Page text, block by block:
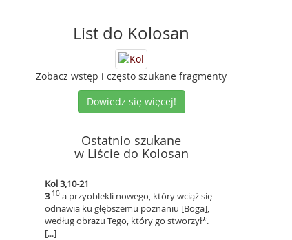
List do Kolosan
Zobacz wstęp i często szukane fragmenty
Dowiedz się więcej!
Ostatnio szukane
w Liście do Kolosan
Kol 3,10-21
310 a przyoblekli nowego, który wciąż się
odnawia ku głębszemu poznaniu [Boga],
według obrazu Tego, który go stworzył*.
[...]